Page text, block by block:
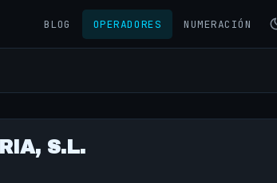
BLOG OPERADORES NUMERACIÓN
S.L.